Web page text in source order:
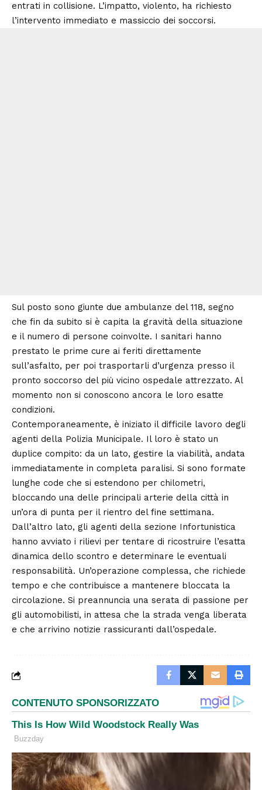
entrati in collisione. L’impatto, violento, ha richiesto
l’intervento immediato e massiccio dei soccorsi.
Sul posto sono giunte due ambulanze del 118, segno
che fin da subito si è capita la gravità della situazione
e il numero di persone coinvolte. I sanitari hanno
prestato le prime cure ai feriti direttamente
sull’asfalto, per poi trasportarli d’urgenza presso il
pronto soccorso del più vicino ospedale attrezzato. Al
momento non si conoscono ancora le loro esatte
condizioni.
Contemporaneamente, è iniziato il difficile lavoro degli
agenti della Polizia Municipale. Il loro è stato un
duplice compito: da un lato, gestire la viabilità, andata
immediatamente in completa paralisi. Si sono formate
lunghe code che si estendono per chilometri,
bloccando una delle principali arterie della città in
un’ora di punta per il rientro del fine settimana.
Dall’altro lato, gli agenti della sezione Infortunistica
hanno avviato i rilievi per tentare di ricostruire l’esatta
dinamica dello scontro e determinare le eventuali
responsabilità. Un’operazione complessa, che richiede
tempo e che contribuisce a mantenere bloccata la
circolazione. Si preannuncia una serata di passione per
gli automobilisti, in attesa che la strada venga liberata
e che arrivino notizie rassicuranti dall’ospedale.